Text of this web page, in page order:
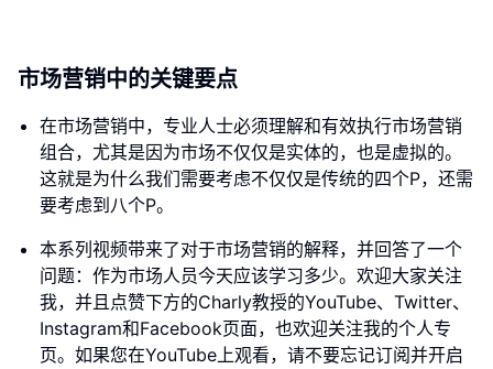
市场营销中的关键要点
在市场营销中，专业人士必须理解和有效执行市场营销
组合，尤其是因为市场不仅仅是实体的，也是虚拟的。
这就是为什么我们需要考虑不仅仅是传统的四个P，还需
要考虑到八个P。
本系列视频带来了对于市场营销的解释，并回答了一个
问题：作为市场人员今天应该学习多少。欢迎大家关注
我，并且点赞下方的Charly教授的YouTube、Twitter、
Instagram和Facebook页面，也欢迎关注我的个人专
页。如果您在YouTube上观看，请不要忘记订阅并开启